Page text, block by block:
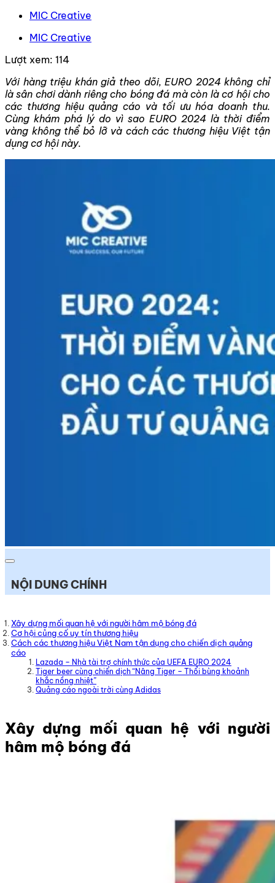
MIC Creative
MIC Creative
Lượt xem: 114
Với hàng triệu khán giả theo dõi, EURO 2024 không chỉ
là sân chơi dành riêng cho bóng đá mà còn là cơ hội cho
các thương hiệu quảng cáo và tối ưu hóa doanh thu.
Cùng khám phá lý do vì sao EURO 2024 là thời điểm
vàng không thể bỏ lỡ và cách các thương hiệu Việt tận
dụng cơ hội này.
NỘI DUNG CHÍNH
Xây dựng mối quan hệ với người hâm mộ bóng đá
Cơ hội củng cố uy tín thương hiệu
Cách các thương hiệu Việt Nam tận dụng cho chiến dịch quảng
cáo
Lazada – Nhà tài trợ chính thức của UEFA EURO 2024
Tiger beer cùng chiến dịch “Nâng Tiger – Thổi bùng khoảnh
khắc nồng nhiệt”
Quảng cáo ngoài trời cùng Adidas
Xây dựng mối quan hệ với người
hâm mộ bóng đá